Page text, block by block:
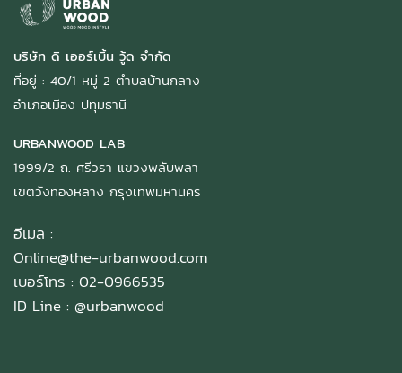
บริษัท ดิ เออร์เบิ้น วู้ด จำกัด
ที่อยู่ : 40/1 หมู่ 2 ตำบลบ้านกลาง
อำเภอเมือง ปทุมธานี
URBANWOOD LAB
1999/2 ถ. ศรีวรา แขวงพลับพลา
เขตวังทองหลาง กรุงเทพมหานคร
อีเมล :
Online@the-urbanwood.com
เบอร์โทร : 02-0966535
ID Line : @urbanwood